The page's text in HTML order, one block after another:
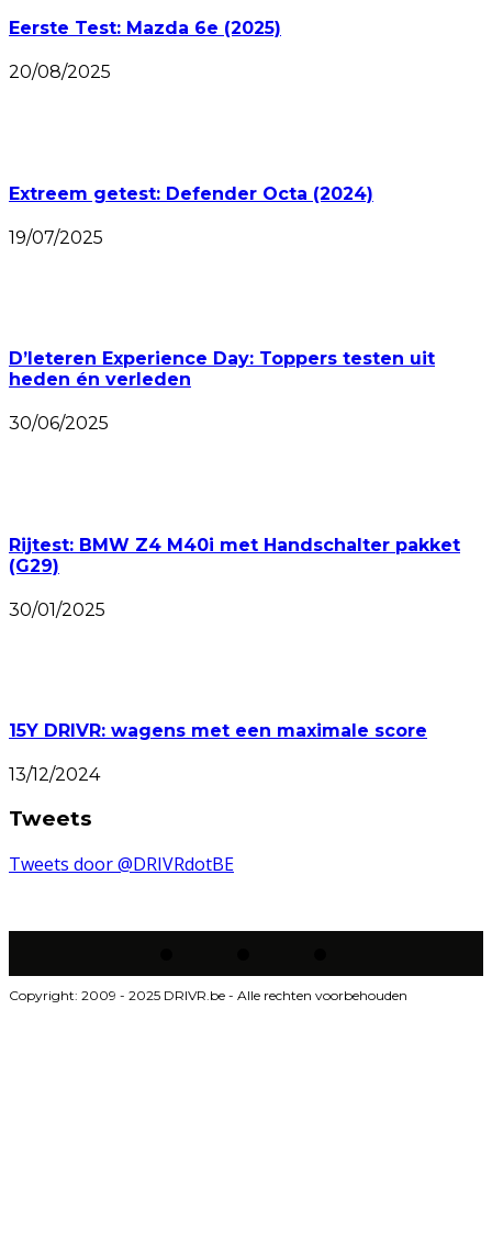
Eerste Test: Mazda 6e (2025)
20/08/2025
Extreem getest: Defender Octa (2024)
19/07/2025
D’Ieteren Experience Day: Toppers testen uit
heden én verleden
30/06/2025
Rijtest: BMW Z4 M40i met Handschalter pakket
(G29)
30/01/2025
15Y DRIVR: wagens met een maximale score
13/12/2024
Tweets
Tweets door @DRIVRdotBE
Copyright: 2009 - 2025 DRIVR.be - Alle rechten voorbehouden